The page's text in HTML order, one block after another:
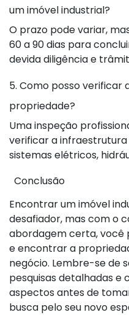
um imóvel industrial?
O prazo pode variar,
60 a 90 dias para
devida diligência e
5. Como posso verificar
propriedade?
Uma inspeção
verificar a
sistemas elétricos,
Conclusão
Encontrar um imóvel
desafiador, mas com o
abordagem certa, você
e encontrar a
negócio. Lembre-se de
pesquisas detalhadas e
aspectos antes de
busca pelo seu novo